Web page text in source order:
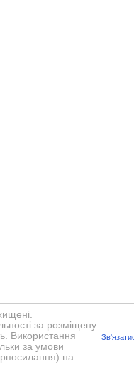
за розміщену
Використання
за умови
на